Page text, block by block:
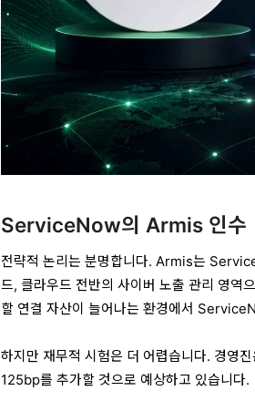
ServiceNow의 Armis 인수
전략적 논리는 분명합니다. Armis는
드, 클라우드 전반의 사이버 노출 관리 영역
할 연결 자산이 늘어나는 환경에서
하지만 재무적 시험은 더 어렵습니다. 경영
125bp를 추가할 것으로 예상하고 있습니다.